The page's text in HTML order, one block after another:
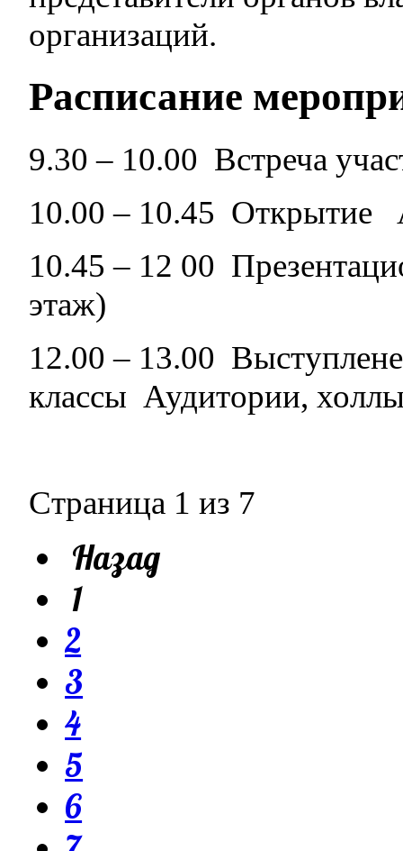
организаций.
Расписание
9.30 – 10.00 Встреча
10.00 – 10.45 Открытие
10.45 – 12 00
этаж)
12.00 – 13.00
классы Аудитории,
Страница 1 из 7
Назад
1
2
3
4
5
6